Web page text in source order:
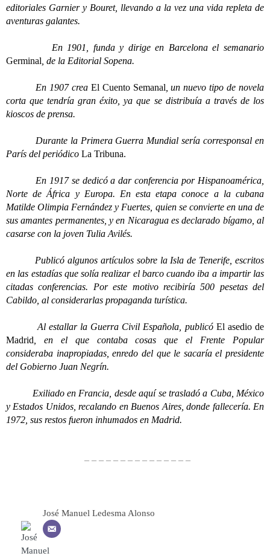
editoriales Garnier y Bouret, llevando a la vez una vida repleta de
aventuras galantes.
En 1901, funda y dirige en Barcelona el semanario
Germinal , de la Editorial Sopena.
En 1907 crea El Cuento Semanal , un nuevo tipo de novela
corta que tendría gran éxito, ya que se distribuía a través de los
kioscos de prensa.
Durante la Primera Guerra Mundial sería corresponsal en
París del periódico La Tribuna.
En 1917 se dedicó a dar conferencia por Hispanoamérica,
Norte de África y Europa. En esta etapa conoce a la cubana
Matilde Olimpia Fernández y Fuertes, quien se convierte en una de
sus amantes permanentes, y en Nicaragua es declarado bígamo, al
casarse con la joven Tulia Avilés.
Publicó algunos artículos sobre la Isla de Tenerife, escritos
en las estadías que solía realizar el barco cuando iba a impartir las
citadas conferencias. Por este motivo recibiría 500 pesetas del
Cabildo, al considerarlas propaganda turística.
Al estallar la Guerra Civil Española, publicó El asedio de
Madrid , en el que contaba cosas que el Frente Popular
consideraba inapropiadas, enredo del que le sacaría el presidente
del Gobierno Juan Negrín.
Exiliado en Francia, desde aquí se trasladó a Cuba, México
y Estados Unidos, recalando en Buenos Aires, donde fallecería. En
1972, sus restos fueron inhumados en Madrid.
– – – – – – – – – – – – – – –
José Manuel Ledesma Alonso